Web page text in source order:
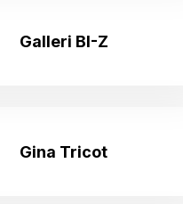
Galleri BI-Z
Gina Tricot